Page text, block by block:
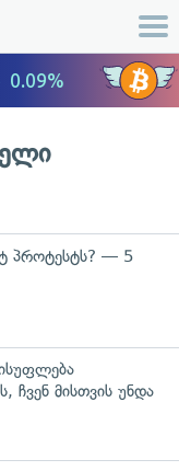
პროტესტს? — 5
ჩვენ მისთვის უნდა